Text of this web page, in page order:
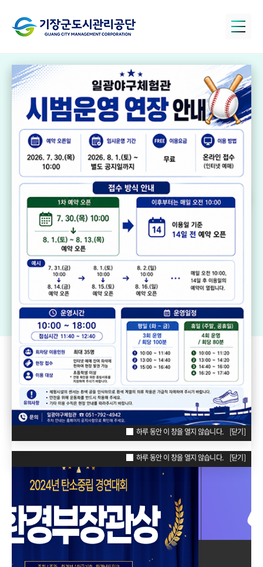
하루 동안 이 창을 열지 않습니다. [닫기]
하루 동안 이 창을 열지 않습니다. [닫기]
하루 동안 이 창을 열지 않습니다. [닫기]
정관아쿠아드림 파크
기장생활체육센터
국민체육센터
드림볼파크 장안천가족휴게공원
리틀·소프트볼구장
POPUPZONE